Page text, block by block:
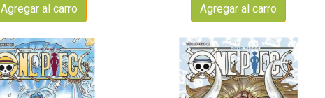
Agregar al carro Agregar al carro